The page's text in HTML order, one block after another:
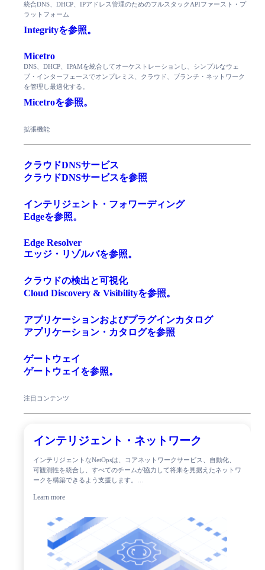
統合DNS、DHCP、IPアドレス管理のためのフルスタックAPIファースト・プ
ラットフォーム
Integrityを参照。
Micetro
DNS、DHCP、IPAMを統合してオーケストレーションし、シンプルなウェ
ブ・インターフェースでオンプレミス、クラウド、ブランチ・ネットワーク
を管理し最適化する。
Micetroを参照。
拡張機能
クラウドDNSサービス
クラウドDNSサービスを参照
インテリジェント・フォワーディング
Edgeを参照。
Edge Resolver
エッジ・リゾルバを参照。
クラウドの検出と可視化
Cloud Discovery & Visibilityを参照。
アプリケーションおよびプラグインカタログ
アプリケーション・カタログを参照
ゲートウェイ
ゲートウェイを参照。
注目コンテンツ
インテリジェント・ネットワーク
インテリジェントなNetOpsは、コアネットワークサービス、自動化、
可観測性を統合し、すべてのチームが協力して将来を見据えたネットワ
ークを構築できるよう支援します。…
Learn more